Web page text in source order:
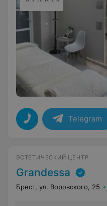
Telegram
ЭСТЕТИЧЕСКИЙ ЦЕНТР
Grandessa
Брест, ул. Воровского, 25